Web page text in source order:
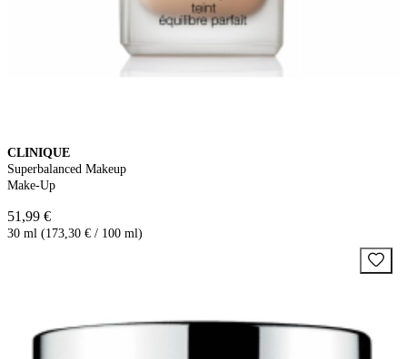
CLINIQUE
Superbalanced Makeup
Make-Up
51,99 €
30 ml (173,30 € / 100 ml)